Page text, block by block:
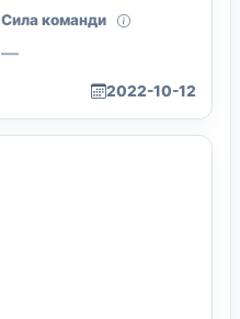
Сила команди
—
2022-10-12